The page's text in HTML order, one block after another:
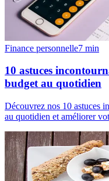
Finance personnelle7 min
10 astuces
budget au quotidien
Découvrez nos 10 astuces
au quotidien et améliorer